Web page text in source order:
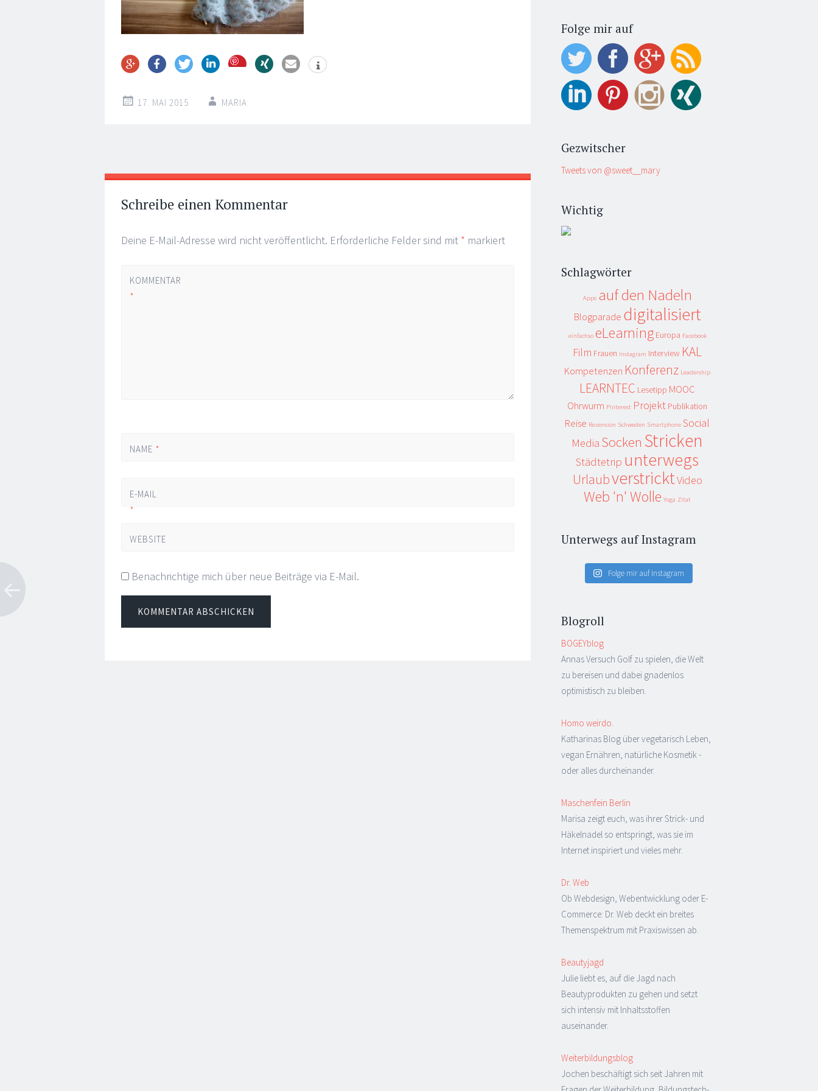
Save
17. MAI 2015 MARIA
Artikel-
Navigation
←
Schreibe einen Kommentar
Deine E-Mail-Adresse wird nicht veröffentlicht. Erforderliche Felder sind mit * markiert
KOMMENTAR
*
NAME *
E-MAIL
*
WEBSITE
Benachrichtige mich über neue Beiträge via E-Mail.
Folge mir auf
Gezwitscher
Tweets von @sweet__mary
Wichtig
Schlagwörter
Apps auf den Nadeln
Blogparade digitalisiert
einfachso eLearning Europa Facebook
Film Frauen Instagram Interview KAL
Kompetenzen Konferenz Leadership
LEARNTEC Lesetipp MOOC
Ohrwurm Pinterest Projekt Publikation
Reise Rezension Schweden Smartphone Social
Media Socken Stricken
Städtetrip unterwegs
UrlaubverstricktVideo
Web 'n' Wolle Yoga Zitat
Unterwegs auf Instagram
Folge mir auf Instagram
Blogroll
BOGEYblog
Annas Versuch Golf zu spielen, die Welt
zu bereisen und dabei gnadenlos
optimistisch zu bleiben.
Homo weirdo.
Katharinas Blog über vegetarisch Leben,
vegan Ernähren, natürliche Kosmetik -
oder alles durcheinander.
Maschenfein Berlin
Marisa zeigt euch, was ihrer Strick- und
Häkelnadel so entspringt, was sie im
Internet inspiriert und vieles mehr.
Dr. Web
Ob Webdesign, Webentwicklung oder E-
Commerce: Dr. Web deckt ein breites
Themenspektrum mit Praxiswissen ab.
Beautyjagd
Julie liebt es, auf die Jagd nach
Beautyprodukten zu gehen und setzt
sich intensiv mit Inhaltsstoffen
auseinander.
Weiterbildungsblog
Jochen beschäftigt sich seit Jahren mit